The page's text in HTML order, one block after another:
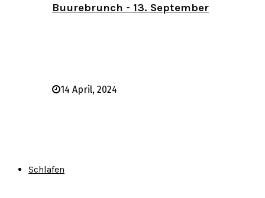
Buurebrunch - 13. September
14 April, 2024
Schlafen